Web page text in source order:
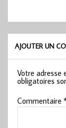
AJOUTER UN
Votre adresse
obligatoires
Commentaire